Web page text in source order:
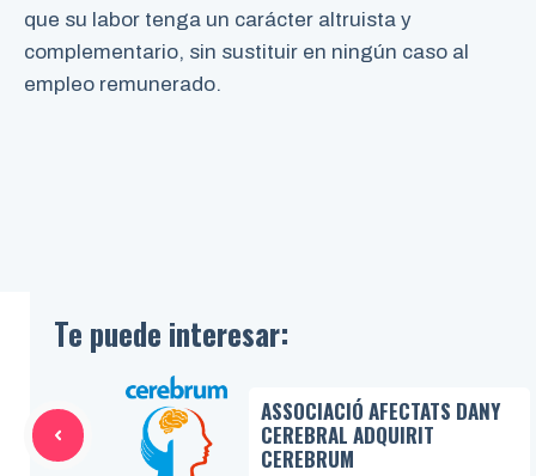
que su labor tenga un carácter altruista y
complementario, sin sustituir en ningún caso al
empleo remunerado.
Te puede interesar:
ASSOCIACIÓ AFECTATS DANY
CEREBRAL ADQUIRIT
CEREBRUM